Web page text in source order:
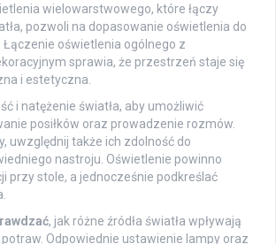
wielowarstwowego, które łączy
pozwoli na dopasowanie oświetlenia do
oświetlenia ogólnego z
sprawia, że przestrzeń staje się
i estetyczna.
i natężenie światła, aby umożliwić
posiłków oraz prowadzenie rozmów.
uwzględnij także ich zdolność do
nastroju. Oświetlenie powinno
przy stole, a jednocześnie podkreślać
, jak różne źródła światła wpływają
Odpowiednie ustawienie lampy oraz